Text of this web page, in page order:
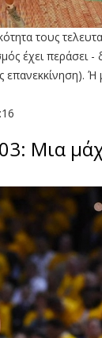
τους
έχει
επανεκκίνηση). Ή
Mια